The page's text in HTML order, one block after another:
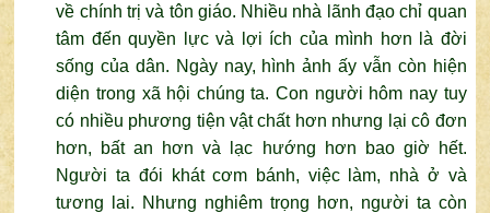
về chính trị và tôn giáo. Nhiều nhà lãnh đạo chỉ quan
tâm đến quyền lực và lợi ích của mình hơn là đời
sống của dân. Ngày nay, hình ảnh ấy vẫn còn hiện
diện trong xã hội chúng ta. Con người hôm nay tuy
có nhiều phương tiện vật chất hơn nhưng lại cô đơn
hơn, bất an hơn và lạc hướng hơn bao giờ hết.
Người ta đói khát cơm bánh, việc làm, nhà ở và
tương lai. Nhưng nghiêm trọng hơn, người ta còn